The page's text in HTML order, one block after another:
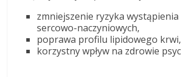
zmniejszenie ryzyka
sercowo-naczyniowych,
poprawa profilu lipidowego krwi,
korzystny wpływ na zdrowie